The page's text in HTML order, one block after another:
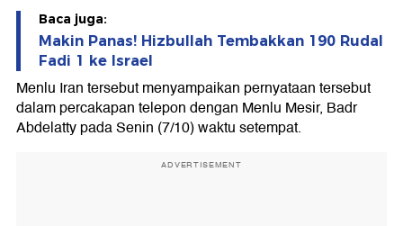
Baca juga:
Makin Panas! Hizbullah Tembakkan 190 Rudal
Fadi 1 ke Israel
Menlu Iran tersebut menyampaikan pernyataan tersebut
dalam percakapan telepon dengan Menlu Mesir, Badr
Abdelatty pada Senin (7/10) waktu setempat.
ADVERTISEMENT